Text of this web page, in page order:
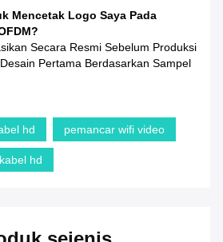
Mencetak Logo Saya Pada
Secara Resmi Sebelum Produksi
Pertama Berdasarkan Sampel
hd pemancar wifi video
hd